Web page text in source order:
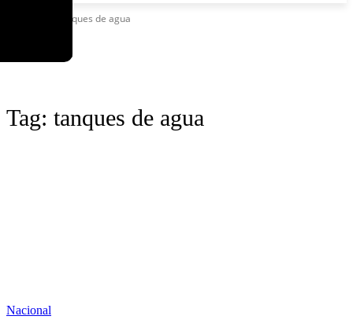
Tanques de agua
Tag: tanques de agua
Nacional